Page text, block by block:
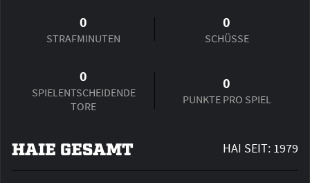
0
STRAFMINUTEN
0
SCHÜSSE
0
SPIEL­ENTSCHEIDENDE
TORE
0
PUNKTE PRO SPIEL
HAIE GESAMT HAI SEIT: 1979